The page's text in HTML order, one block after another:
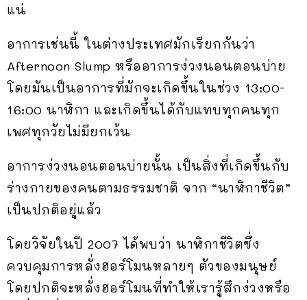
แน่
อาการเช่นนี้ ในต่างประเทศมักเรียกกันว่า
Afternoon Slump หรืออาการง่วงนอนตอนบ่าย
โดยมันเป็นอาการที่มักจะเกิดขึ้นในช่วง 13:00-
16:00 นาฬิกา และเกิดขึ้นได้กับแทบทุกคนทุก
เพศทุกวัยไม่มียกเว้น
อาการง่วงนอนตอนบ่ายนั้น เป็นสิ่งที่เกิดขึ้นกับ
ร่างกายของคนตามธรรมชาติ จาก “นาฬิกาชีวิต”
เป็นปกติอยู่แล้ว
โดยวิจัยในปี 2007 ได้พบว่า นาฬิกาชีวิตซึ่ง
ควบคุมการหลั่งฮอร์โมนหลายๆ ตัวของมนุษย์
โดยปกติจะหลั่งฮอร์โมนที่ทำให้เรารู้สึกง่วงหรือ